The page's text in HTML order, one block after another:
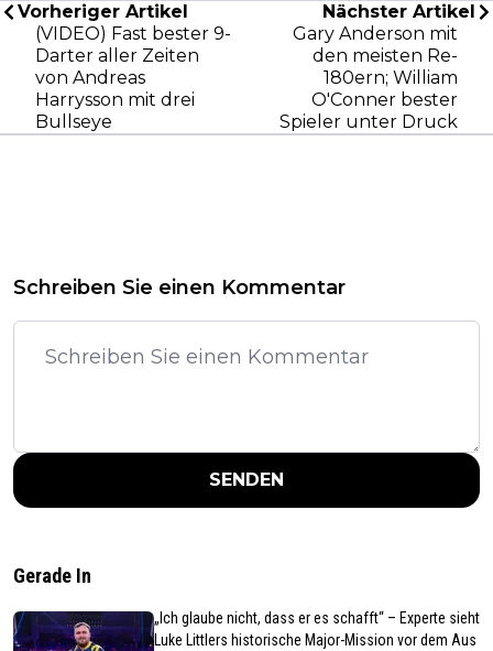
Vorheriger Artikel
(VIDEO) Fast bester 9-
Darter aller Zeiten
von Andreas
Harrysson mit drei
Bullseye
Nächster Artikel
Gary Anderson mit
den meisten Re-
180ern; William
O'Conner bester
Spieler unter Druck
Schreiben Sie einen Kommentar
SENDEN
Gerade In
„Ich glaube nicht, dass er es schafft“ – Experte sieht
Luke Littlers historische Major-Mission vor dem Aus